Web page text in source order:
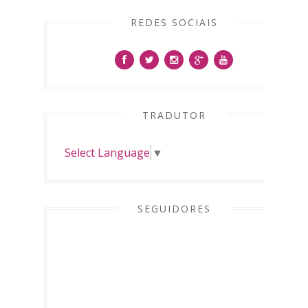
REDES SOCIAIS
TRADUTOR
Select Language ▼
SEGUIDORES